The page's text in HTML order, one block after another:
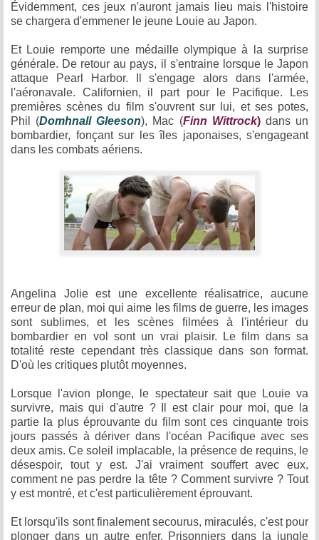
Évidemment, ces jeux n'auront jamais lieu mais l'histoire
se chargera d'emmener le jeune Louie au Japon.
Et Louie remporte une médaille olympique à la surprise
générale. De retour au pays, il s'entraine lorsque le Japon
attaque Pearl Harbor. Il s'engage alors dans l'armée,
l'aéronavale. Californien, il part pour le Pacifique. Les
premières scènes du film s'ouvrent sur lui, et ses potes,
Phil (Domhnall Gleeson), Mac (Finn Wittrock)dans un
bombardier, fonçant sur les îles japonaises, s'engageant
dans les combats aériens.
Angelina Jolie est une excellente réalisatrice, aucune
erreur de plan, moi qui aime les films de guerre, les images
sont sublimes, et les scènes filmées à l'intérieur du
bombardier en vol sont un vrai plaisir. Le film dans sa
totalité reste cependant très classique dans son format.
D'où les critiques plutôt moyennes.
Lorsque l'avion plonge, le spectateur sait que Louie va
survivre, mais qui d'autre ? Il est clair pour moi, que la
partie la plus éprouvante du film sont ces cinquante trois
jours passés à dériver dans l'océan Pacifique avec ses
deux amis. Ce soleil implacable, la présence de requins, le
désespoir, tout y est. J'ai vraiment souffert avec eux,
comment ne pas perdre la tête ? Comment survivre ? Tout
y est montré, et c'est particulièrement éprouvant.
Et lorsqu'ils sont finalement secourus, miraculés, c'est pour
plonger dans un autre enfer. Prisonniers dans la jungle